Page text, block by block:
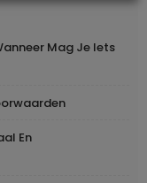
Mag Je Iets
En